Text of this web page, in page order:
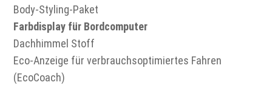
Body-Styling-Paket
Farbdisplay für Bordcomputer
Dachhimmel Stoff
Eco-Anzeige für verbrauchsoptimiertes Fahren
(EcoCoach)